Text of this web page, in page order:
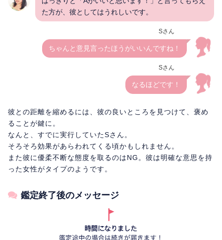
た方が、彼としてはうれしいです。
Sさん
ちゃんと意見言ったほうがいいんですね！
Sさん
なるほどです！
彼との距離を縮めるには、彼の良いところを見つけて、褒め
ることが鍵に。
なんと、すでに実行していたSさん。
そろそろ効果があらわれてくる頃かもしれません。
また彼に優柔不断な態度を取るのはNG。彼は明確な意思を持
った女性がタイプのようです。
鑑定終了後のメッセージ